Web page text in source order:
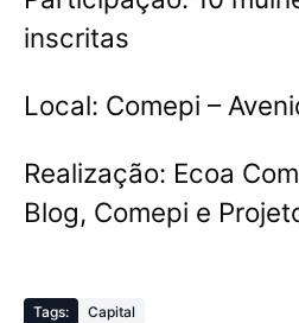
inscritas
Local: Comepi –
Realização: Ecoa
Blog, Comepi e
Tags: Capital